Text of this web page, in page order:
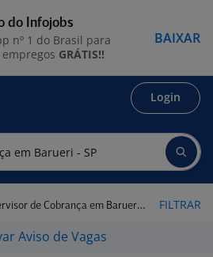
Login
de Cobrança em Barueri - SP FILTRAR
Aviso de Vagas
do Infojobs
nº 1 do Brasil para
GRÁTIS!!
BAIXAR